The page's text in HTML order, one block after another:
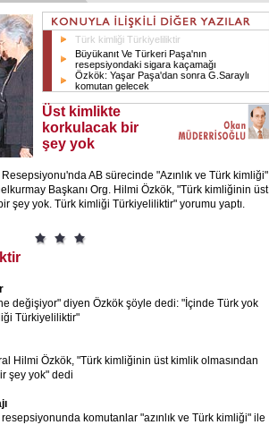
Türk kimliği Türkiyeliliktir
Büyükanıt Ve Türkeri Paşa'nın
resepsiyondaki sigara kaçamağı
Özkök: Yaşar Paşa'dan sonra G.Saraylı
komutan gelecek
Üst kimlikte
korkulacak bir
şey yok
AB sürecinde "Azınlık ve Türk kimliği"
Başkanı Org. Hilmi Özkök, "Türk kimliğinin üst
şey yok. Türk kimliği Türkiyeliliktir" yorumu yaptı.
değişiyor" diyen Özkök şöyle dedi: "İçinde Türk yok
Türkiyeliliktir"
Hilmi Özkök, "Türk kimliğinin üst kimlik olmasından
şey yok" dedi
komutanlar "azınlık ve Türk kimliği" ile